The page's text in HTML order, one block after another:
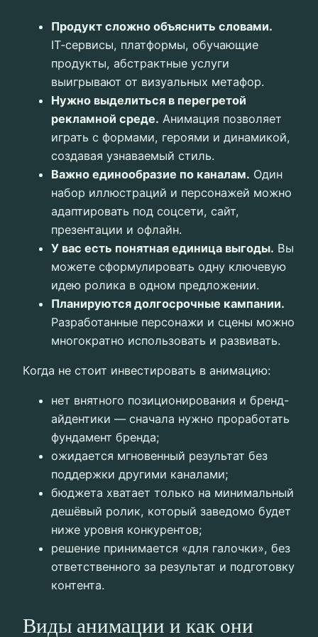
Продукт сложно объяснить словами.
IT‑сервисы, платформы, обучающие
продукты, абстрактные услуги
выигрывают от визуальных метафор.
Нужно выделиться в перегретой
рекламной среде. Анимация позволяет
играть с формами, героями и динамикой,
создавая узнаваемый стиль.
Важно единообразие по каналам. Один
набор иллюстраций и персонажей можно
адаптировать под соцсети, сайт,
презентации и офлайн.
У вас есть понятная единица выгоды. Вы
можете сформулировать одну ключевую
идею ролика в одном предложении.
Планируются долгосрочные кампании.
Разработанные персонажи и сцены можно
многократно использовать и развивать.
Когда не стоит инвестировать в анимацию:
нет внятного позиционирования и бренд-
айдентики — сначала нужно проработать
фундамент бренда;
ожидается мгновенный результат без
поддержки другими каналами;
бюджета хватает только на минимальный
дешёвый ролик, который заведомо будет
ниже уровня конкурентов;
решение принимается «для галочки», без
ответственного за результат и подготовку
контента.
Виды анимации и как они